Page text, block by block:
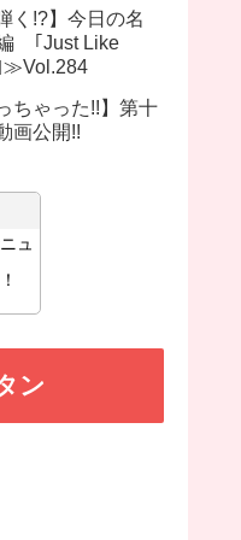
く!?】今日の名
｢Just Like
≫Vol.284
ちゃった!!】第十
画公開!!
ュ
ン